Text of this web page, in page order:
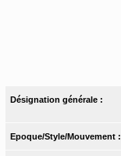
Désignation générale :
Epoque/Style/Mouvement :